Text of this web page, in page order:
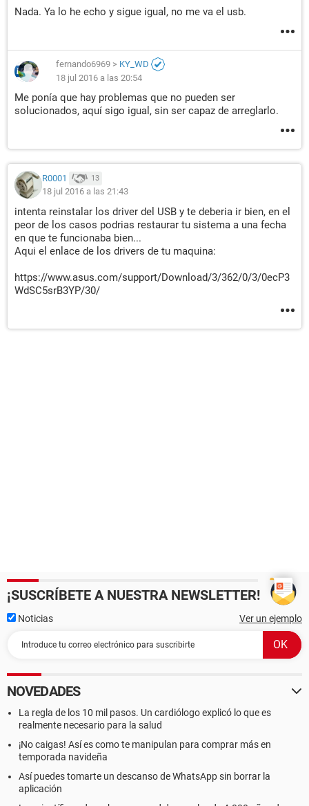
Nada. Ya lo he echo y sigue igual, no me va el usb.
fernando6969 > KY_WD
18 jul 2016 a las 20:54
Me ponía que hay problemas que no pueden ser
solucionados, aquí sigo igual, sin ser capaz de arreglarlo.
R0001 13
18 jul 2016 a las 21:43
intenta reinstalar los driver del USB y te deberia ir bien, en el
peor de los casos podrias restaurar tu sistema a una fecha
en que te funcionaba bien...
Aqui el enlace de los drivers de tu maquina:
https://www.asus.com/support/Download/3/362/0/3/0ecP3
WdSC5srB3YP/30/
¡SUSCRÍBETE A NUESTRA NEWSLETTER!
Noticias Ver un ejemplo
NOVEDADES
La regla de los 10 mil pasos. Un cardiólogo explicó lo que es
realmente necesario para la salud
¡No caigas! Así es como te manipulan para comprar más en
temporada navideña
Así puedes tomarte un descanso de WhatsApp sin borrar la
aplicación